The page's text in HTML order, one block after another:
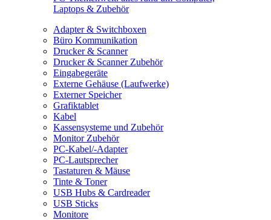
Laptops & Zubehör
Adapter & Switchboxen
Büro Kommunikation
Drucker & Scanner
Drucker & Scanner Zubehör
Eingabegeräte
Externe Gehäuse (Laufwerke)
Externer Speicher
Grafiktablet
Kabel
Kassensysteme und Zubehör
Monitor Zubehör
PC-Kabel/-Adapter
PC-Lautsprecher
Tastaturen & Mäuse
Tinte & Toner
USB Hubs & Cardreader
USB Sticks
Monitore